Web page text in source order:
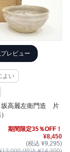
プレビュー
よい
高麗左衛門造 片
期間限定35％OFF！
¥8,450
(税込 ¥9,295)